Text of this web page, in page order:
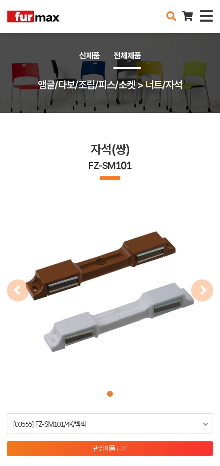
앵글/다보/조립/피스/소켓 > 너트/자석
신제품 전체제품
자석(쌍)
FZ-SM101
[03555] FZ-SM101/4K/백색
관심제품 담기